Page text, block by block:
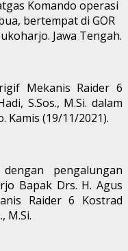
Komando operasi
bertempat di GOR
Jawa Tengah.
Mekanis Raider 6
S.Sos., M.Si. dalam
Kamis (19/11/2021).
pengalungan
Bapak Drs. H. Agus
Raider 6 Kostrad
M.Si.